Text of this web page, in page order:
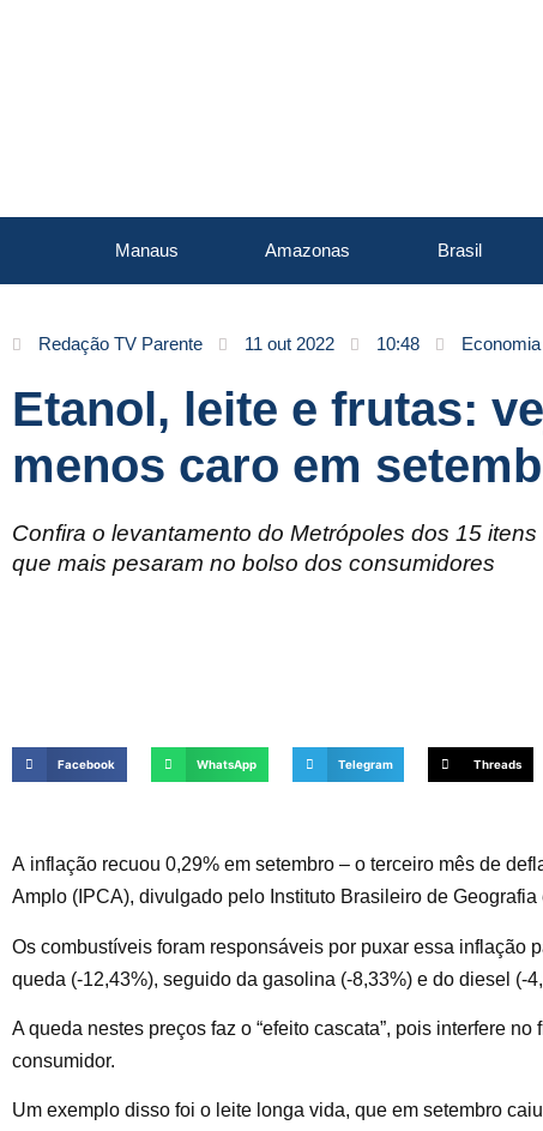
Manaus Amazonas Brasil
Redação TV Parente 11 out 2022 10:48 Economia
Etanol, leite e frutas:
menos caro em
Confira o levantamento do Metrópoles dos 15
que mais pesaram no bolso dos consumidores
Facebook WhatsApp Telegram Threads
A inflação recuou 0,29% em setembro – o terceiro mês de
Amplo (IPCA), divulgado pelo Instituto Brasileiro de
Os combustíveis foram responsáveis por puxar essa inflação
queda (-12,43%), seguido da gasolina (-8,33%) e do diesel (-
A queda nestes preços faz o “efeito cascata”, pois interfere
consumidor.
Um exemplo disso foi o leite longa vida, que em setembro